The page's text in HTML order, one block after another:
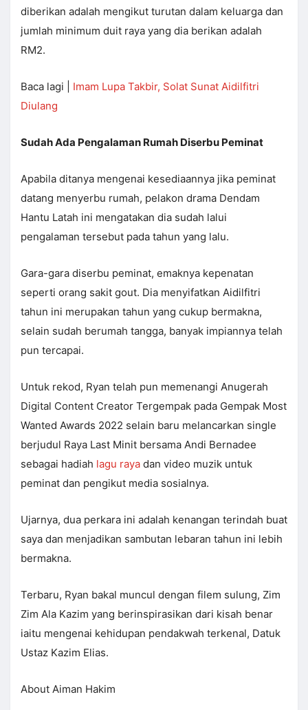
diberikan adalah mengikut turutan dalam keluarga dan
jumlah minimum duit raya yang dia berikan adalah
RM2.
Baca lagi | Imam Lupa Takbir, Solat Sunat Aidilfitri
Diulang
Sudah Ada Pengalaman Rumah Diserbu Peminat
Apabila ditanya mengenai kesediaannya jika peminat
datang menyerbu rumah, pelakon drama Dendam
Hantu Latah ini mengatakan dia sudah lalui
pengalaman tersebut pada tahun yang lalu.
Gara-gara diserbu peminat, emaknya kepenatan
seperti orang sakit gout. Dia menyifatkan Aidilfitri
tahun ini merupakan tahun yang cukup bermakna,
selain sudah berumah tangga, banyak impiannya telah
pun tercapai.
Untuk rekod, Ryan telah pun memenangi Anugerah
Digital Content Creator Tergempak pada Gempak Most
Wanted Awards 2022 selain baru melancarkan single
berjudul Raya Last Minit bersama Andi Bernadee
sebagai hadiah lagu raya dan video muzik untuk
peminat dan pengikut media sosialnya.
Ujarnya, dua perkara ini adalah kenangan terindah buat
saya dan menjadikan sambutan lebaran tahun ini lebih
bermakna.
Terbaru, Ryan bakal muncul dengan filem sulung, Zim
Zim Ala Kazim yang berinspirasikan dari kisah benar
iaitu mengenai kehidupan pendakwah terkenal, Datuk
Ustaz Kazim Elias.
About Aiman Hakim